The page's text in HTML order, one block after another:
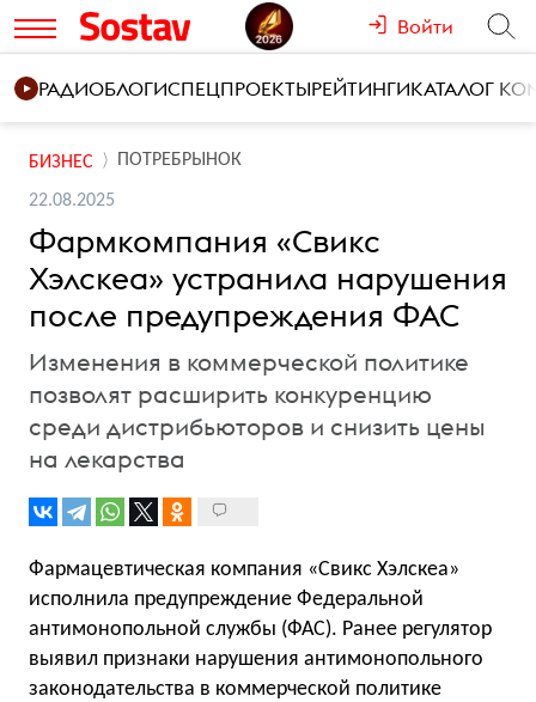
Войти
РАДИОБЛОГИСПЕЦПРОЕКТЫРЕЙТИНГИКАТАЛОГ
БИЗНЕС ПОТРЕБРЫНОК
22.08.2025
Фармкомпания «Свикс
Хэлскеа» устранила нарушения
после предупреждения ФАС
Изменения в коммерческой политике
позволят расширить конкуренцию
среди дистрибьюторов и снизить цены
на лекарства
Фармацевтическая компания «Свикс Хэлскеа»
исполнила предупреждение Федеральной
антимонопольной службы (ФАС). Ранее регулятор
выявил признаки нарушения антимонопольного
законодательства в коммерческой политике